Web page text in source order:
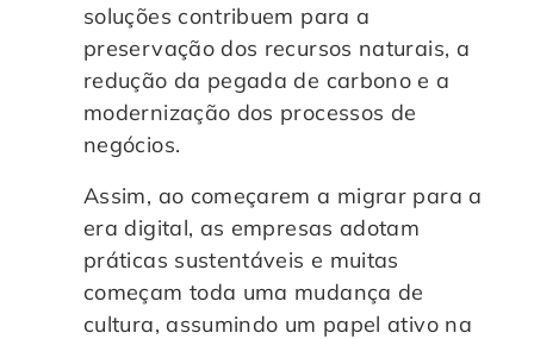
soluções contribuem para a
preservação dos recursos naturais, a
redução da pegada de carbono e a
modernização dos processos de
negócios.
Assim, ao começarem a migrar para a
era digital, as empresas adotam
práticas sustentáveis e muitas
começam toda uma mudança de
cultura, assumindo um papel ativo na